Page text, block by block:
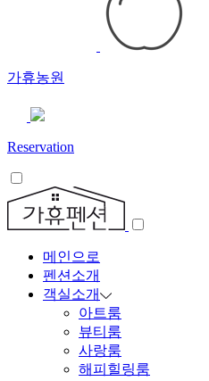
가휴농원
Reservation
메인으로
펜션소개
객실소개
아트룸
뷰티룸
사랑룸
해피힐링룸